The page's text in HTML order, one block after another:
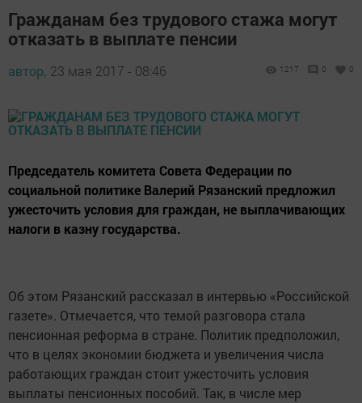
Гражданам без трудового стажа могут
отказать в выплате пенсии
автор, 23 мая 2017 - 08:46 1217 0 0
Председатель комитета Совета Федерации по
социальной политике Валерий Рязанский предложил
ужесточить условия для граждан, не выплачивающих
налоги в казну государства.
Об этом Рязанский рассказал в интервью «Российской
газете». Отмечается, что темой разговора стала
пенсионная реформа в стране. Политик предположил,
что в целях экономии бюджета и увеличения числа
работающих граждан стоит ужесточить условия
выплаты пенсионных пособий. Так, в числе мер